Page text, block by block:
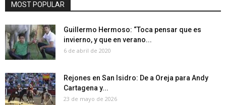
MOST POPULAR
Guillermo Hermoso: “Toca pensar que es
invierno, y que en verano...
6 de abril de 2020
Rejones en San Isidro: De a Oreja para Andy
Cartagena y...
23 de mayo de 2026